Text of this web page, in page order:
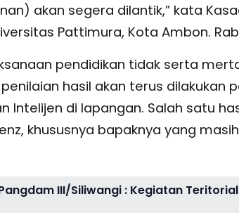
akan segera dilantik,” kata
Pattimura, Kota Ambon.
pendidikan tidak serta
hasil akan terus dilakukan
Intelijen di lapangan. Salah satu
khususnya bapaknya yang
III/Siliwangi : Kegiatan